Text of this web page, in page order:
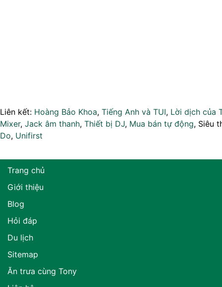
Liên kết: Hoàng Bảo Khoa, Tiếng Anh và TUI, Lời dịch của
Mixer, Jack âm thanh, Thiết bị DJ, Mua bán tự động, Siêu
Do, Unifirst
Trang chủ
Giới thiệu
Blog
Hỏi đáp
Du lịch
Sitemap
Ăn trưa cùng Tony